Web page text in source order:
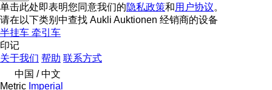
单击此处即表明您同意我们的隐私政策和用户协议。
请在以下类别中查找 Aukli Auktionen 经销商的设备
半挂车 牵引车
印记
关于我们 帮助 联系方式
中国 / 中文
Metric Imperial